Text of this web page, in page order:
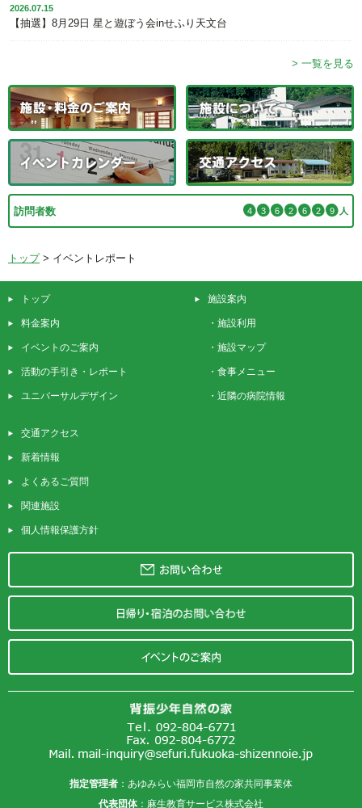
2026.07.15
【抽選】8月29日 星と遊ぼう会inせふり天文台
> 一覧を見る
訪問者数 4 3 6 2 6 2 9 人
トップ> イベントレポート
トップ
料金案内
イベントのご案内
活動の手引き・レポート
ユニバーサルデザイン
施設案内
・施設利用
・施設マップ
・食事メニュー
・近隣の病院情報
交通アクセス
新着情報
よくあるご質問
関連施設
個人情報保護方針
指定管理者 ：あゆみらい福岡市自然の家共同事業体
代表団体： 麻生教育サービス株式会社